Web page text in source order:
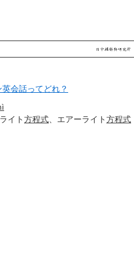
会話ってどれ？
イト方程式 、エアーライト方程式